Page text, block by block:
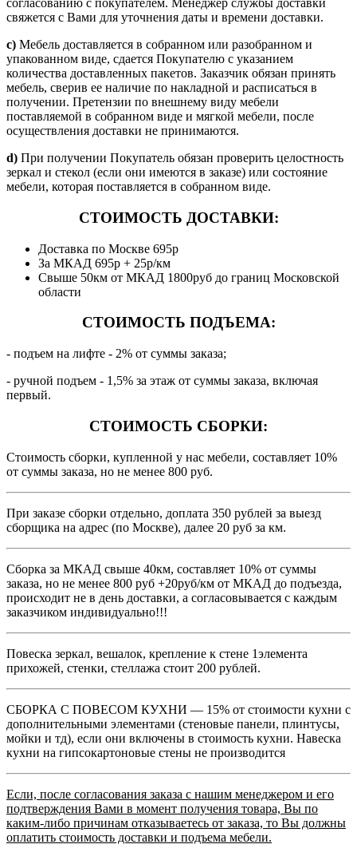
согласованию с покупателем. Менеджер службы доставки
свяжется с Вами для уточнения даты и времени доставки.
c) Мебель доставляется в собранном или разобранном и
упакованном виде, сдается Покупателю с указанием
количества доставленных пакетов. Заказчик обязан принять
мебель, сверив ее наличие по накладной и расписаться в
получении. Претензии по внешнему виду мебели
поставляемой в собранном виде и мягкой мебели, после
осуществления доставки не принимаются.
d) При получении Покупатель обязан проверить целостность
зеркал и стекол (если они имеются в заказе) или состояние
мебели, которая поставляется в собранном виде.
СТОИМОСТЬ ДОСТАВКИ:
Доставка по Москве 695р
За МКАД 695р + 25р/км
Свыше 50км от МКАД 1800руб до границ Московской
области
СТОИМОСТЬ ПОДЪЕМА:
- подъем на лифте - 2% от суммы заказа;
- ручной подъем - 1,5% за этаж от суммы заказа, включая
первый.
СТОИМОСТЬ СБОРКИ:
Стоимость сборки, купленной у нас мебели, составляет 10%
от суммы заказа, но не менее 800 руб.
При заказе сборки отдельно, доплата 350 рублей за выезд
сборщика на адрес (по Москве), далее 20 руб за км.
Сборка за МКАД свыше 40км, составляет 10% от суммы
заказа, но не менее 800 руб +20руб/км от МКАД до подъезда,
происходит не в день доставки, а согласовывается с каждым
заказчиком индивидуально!!!
Повеска зеркал, вешалок, крепление к стене 1элемента
прихожей, стенки, стеллажа стоит 200 рублей.
СБОРКА С ПОВЕСОМ КУХНИ — 15% от стоимости кухни с
дополнительными элементами (стеновые панели, плинтусы,
мойки и тд), если они включены в стоимость кухни. Навеска
кухни на гипсокартоновые стены не производится
Если, после согласования заказа с нашим менеджером и его
подтверждения Вами в момент получения товара, Вы по
каким-либо причинам отказываетесь от заказа, то Вы должны
оплатить стоимость доставки и подъема мебели.